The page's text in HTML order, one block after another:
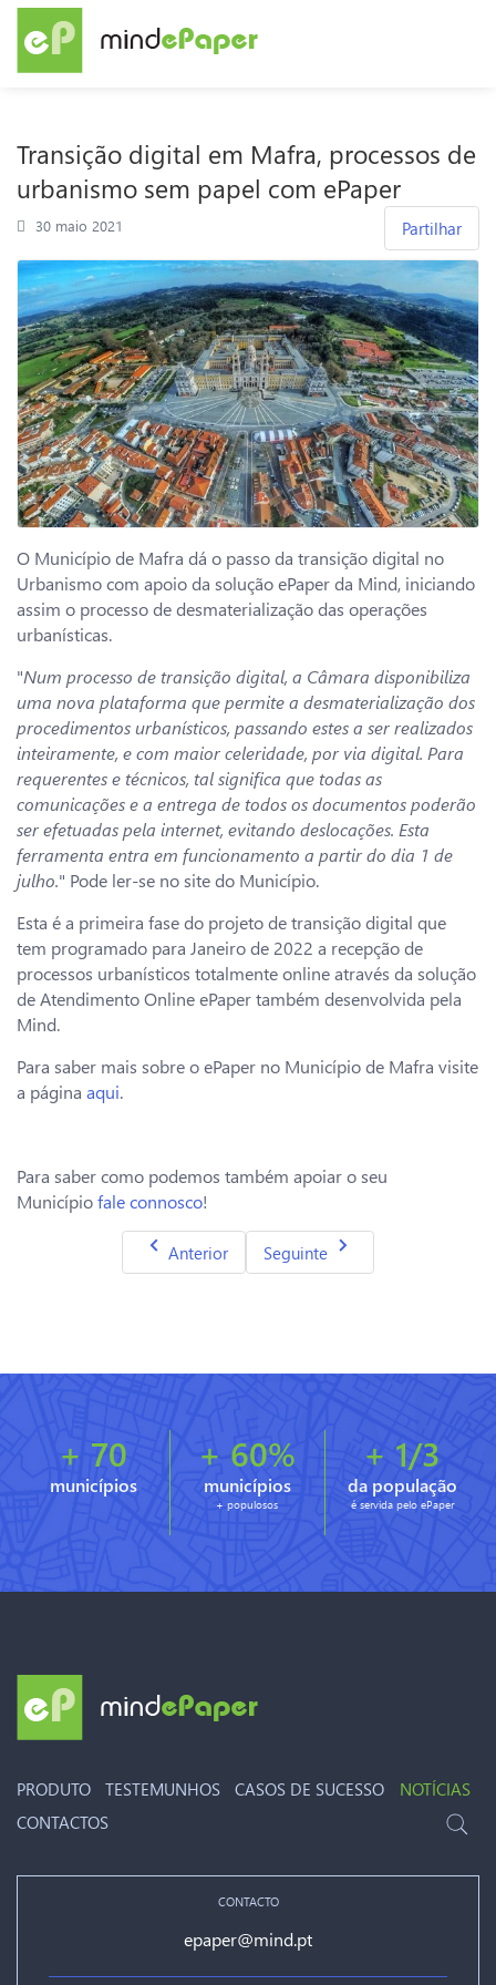
Transição digital em Mafra, processos de
urbanismo sem papel com ePaper
Partilhar
30 maio 2021
O Município de Mafra dá o passo da transição digital no
Urbanismo com apoio da solução ePaper da Mind, iniciando
assim o processo de desmaterialização das operações
urbanísticas.
"Num processo de transição digital, a Câmara disponibiliza
uma nova plataforma que permite a desmaterialização dos
procedimentos urbanísticos, passando estes a ser realizados
inteiramente, e com maior celeridade, por via digital. Para
requerentes e técnicos, tal significa que todas as
comunicações e a entrega de todos os documentos poderão
ser efetuadas pela internet, evitando deslocações. Esta
ferramenta entra em funcionamento a partir do dia 1 de
julho." Pode ler-se no site do Município.
Esta é a primeira fase do projeto de transição digital que
tem programado para Janeiro de 2022 a recepção de
processos urbanísticos totalmente online através da solução
de Atendimento Online ePaper também desenvolvida pela
Mind.
Para saber mais sobre o ePaper no Município de Mafra visite
a página aqui.
Para saber como podemos também apoiar o seu
Municípiofale connosco!
Artigo anterior: Implementação do ePaper
Anterior Artigo seguinte: ePaper em
Seguinte
+ 70
municípios
+ 60%
municípios
+ populosos
+ 1/3
da população
é servida pelo ePaper
PRODUTO TESTEMUNHOS CASOS DE SUCESSO
NOTÍCIAS
CONTACTOS
CONTACTO
epaper@mind.pt